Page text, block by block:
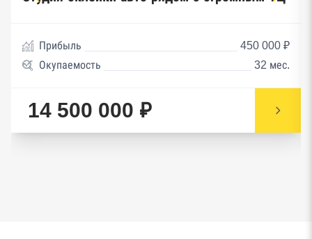
Прибыль
450 000 ₽
Окупаемость
32 мес.
14 500 000 ₽